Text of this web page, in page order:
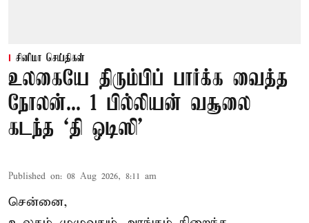
சினிமா செய்திகள்
உலகையே திரும்பிப் பார்க்க வைத்த
நோலன்... 1 பில்லியன் வசூலை
கடந்த ‘தி ஒடிஸி’
Published on: 08 Aug 2026, 8:11 am
சென்னை,